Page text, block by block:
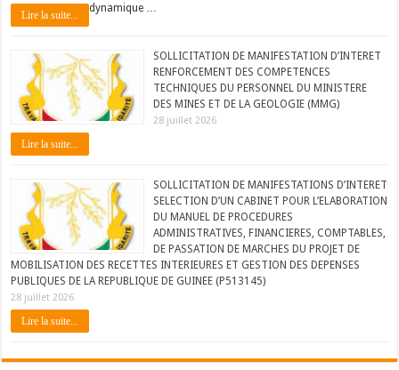
dynamique …
Lire la suite...
SOLLICITATION DE MANIFESTATION D’INTERET
RENFORCEMENT DES COMPETENCES
TECHNIQUES DU PERSONNEL DU MINISTERE
DES MINES ET DE LA GEOLOGIE (MMG)
28 juillet 2026
Lire la suite...
SOLLICITATION DE MANIFESTATIONS D’INTERET
SELECTION D’UN CABINET POUR L’ELABORATION
DU MANUEL DE PROCEDURES
ADMINISTRATIVES, FINANCIERES, COMPTABLES,
DE PASSATION DE MARCHES DU PROJET DE
MOBILISATION DES RECETTES INTERIEURES ET GESTION DES DEPENSES
PUBLIQUES DE LA REPUBLIQUE DE GUINEE (P513145)
28 juillet 2026
Lire la suite...